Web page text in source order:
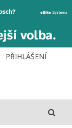
PŘIHLÁŠENÍ